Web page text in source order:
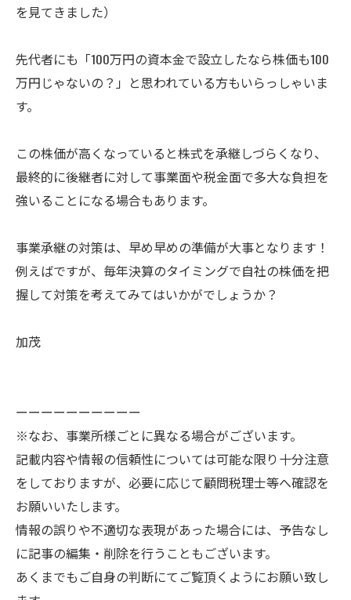
を見てきました）
先代者にも「100万円の資本金で設立したなら株価も100
万円じゃないの？」と思われている方もいらっしゃいま
す。
この株価が高くなっていると株式を承継しづらくなり、
最終的に後継者に対して事業面や税金面で多大な負担を
強いることになる場合もあります。
事業承継の対策は、早め早めの準備が大事となります！
例えばですが、毎年決算のタイミングで自社の株価を把
握して対策を考えてみてはいかがでしょうか？
加茂
ーーーーーーーーーー
※なお、事業所様ごとに異なる場合がございます。
記載内容や情報の信頼性については可能な限り十分注意
をしておりますが、必要に応じて顧問税理士等へ確認を
お願いいたします。
情報の誤りや不適切な表現があった場合には、予告なし
に記事の編集・削除を行うこともございます。
あくまでもご自身の判断にてご覧頂くようにお願い致し